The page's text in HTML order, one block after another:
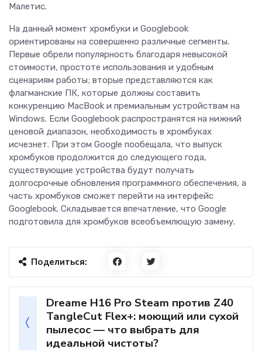
Малетис.
На данный момент хромбуки и Googlebook
ориентированы на совершенно различные сегменты.
Первые обрели популярность благодаря невысокой
стоимости, простоте использования и удобным
сценариям работы; вторые представляются как
флагманские ПК, которые должны составить
конкуренцию MacBook и премиальным устройствам на
Windows. Если Googlebook распространятся на нижний
ценовой диапазон, необходимость в хромбуках
исчезнет. При этом Google пообещала, что выпуск
хромбуков продолжится до следующего года,
существующие устройства будут получать
долгосрочные обновления программного обеспечения, а
часть хромбуков сможет перейти на интерфейс
Googlebook. Складывается впечатление, что Google
подготовила для хромбуков всеобъемлющую замену.
Поделиться:
Dreame H16 Pro Steam против Z40
TangleCut Flex+: моющий или сухой
пылесос — что выбрать для
идеальной чистоты?